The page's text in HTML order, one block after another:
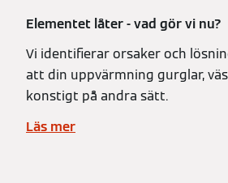
Elementet låter - vad gör vi nu?
Vi identifierar orsaker och
att din uppvärmning gurglar,
konstigt på andra sätt.
Läs mer